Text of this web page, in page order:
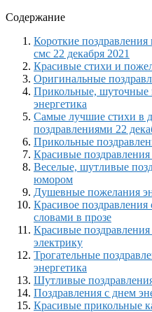
Содержание
Короткие поздравления
смс 22 декабря 2021
Красивые стихи и
Оригинальные
Прикольные, шуточные
энергетика
Самые лучшие стихи в
поздравлениями 22
Прикольные
Красивые поздравления
Веселые, шутливые
юмором
Душевные пожелания
Красивое
словами в прозе
Красивые
электрику
Трогательные
энергетика
Шутливые
Поздравления с днем
Красивые прикольные